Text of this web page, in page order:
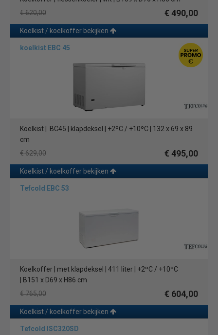
€ 620,00
€ 490,00
Koelkist / koelkoffer bekijken
koelkist EBC 45
Koelkist | BC45 | klapdeksel | +2ºC / +10ºC | 132 x 69 x 89
cm
€ 629,00
€ 495,00
Koelkist / koelkoffer bekijken
Tefcold EBC 53
Koelkoffer | met klapdeksel | 411 liter | +2ºC / +10ºC
| B151 x D69 x H86 cm
€ 765,00
€ 604,00
Koelkist / koelkoffer bekijken
Tefcold ISC320SD